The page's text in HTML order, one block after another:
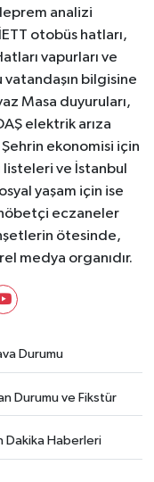
analizi
otobüs hatları,
vapurları ve
bilgisine
Masa duyuruları,
elektrik arıza
ekonomisi için
listeleri ve İstanbul
yaşam için ise
eczaneler
ötesinde,
medya organıdır.
Durumu
Durumu ve Fikstür
Dakika Haberleri